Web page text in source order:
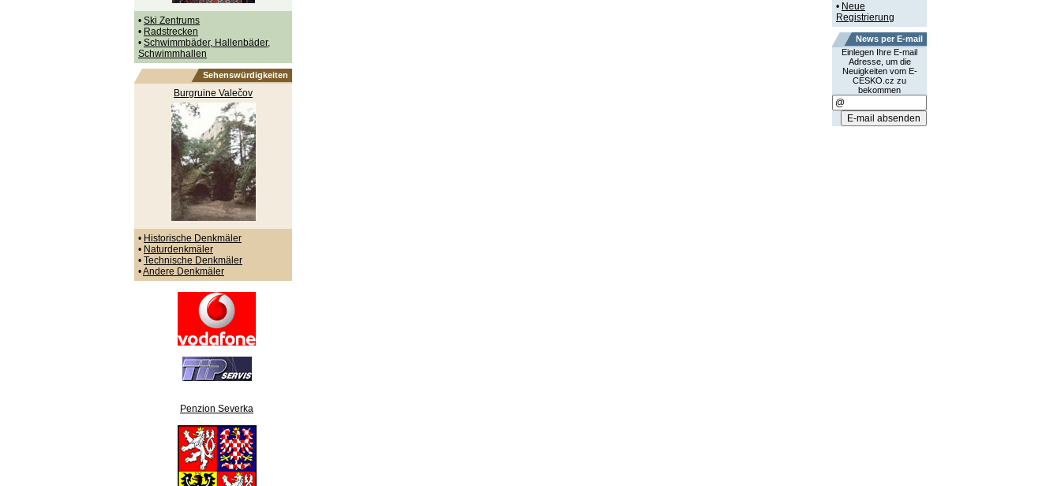
• Ski Zentrums
• Radstrecken
• Schwimmbäder, Hallenbäder,
Schwimmhallen
Sehenswürdigkeiten
Burgruine Valečov
• Historische Denkmäler
• Naturdenkmäler
• Technische Denkmäler
•Andere Denkmäler
Penzion Severka
• Neue
Registrierung
News per E-mail
Einlegen Ihre E-mail
Adresse, um die
Neuigkeiten vom E-
CESKO.cz zu
bekommen